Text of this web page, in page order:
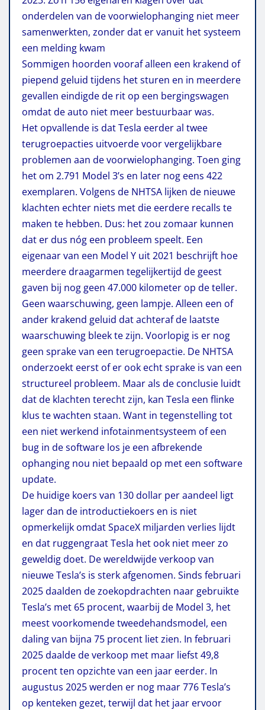
onderdelen van de voorwielophanging niet meer
samenwerkten, zonder dat er vanuit het systeem
een melding kwam
Sommigen hoorden vooraf alleen een krakend of
piepend geluid tijdens het sturen en in meerdere
gevallen eindigde de rit op een bergingswagen
omdat de auto niet meer bestuurbaar was.
Het opvallende is dat Tesla eerder al twee
terugroepacties uitvoerde voor vergelijkbare
problemen aan de voorwielophanging. Toen ging
het om 2.791 Model 3’s en later nog eens 422
exemplaren. Volgens de NHTSA lijken de nieuwe
klachten echter niets met die eerdere recalls te
maken te hebben. Dus: het zou zomaar kunnen
dat er dus nóg een probleem speelt. Een
eigenaar van een Model Y uit 2021 beschrijft hoe
meerdere draagarmen tegelijkertijd de geest
gaven bij nog geen 47.000 kilometer op de teller.
Geen waarschuwing, geen lampje. Alleen een of
ander krakend geluid dat achteraf de laatste
waarschuwing bleek te zijn. Voorlopig is er nog
geen sprake van een terugroepactie. De NHTSA
onderzoekt eerst of er ook echt sprake is van een
structureel probleem. Maar als de conclusie luidt
dat de klachten terecht zijn, kan Tesla een flinke
klus te wachten staan. Want in tegenstelling tot
een niet werkend infotainmentsysteem of een
bug in de software los je een afbrekende
ophanging nou niet bepaald op met een software
update.
De huidige koers van 130 dollar per aandeel ligt
lager dan de introductiekoers en is niet
opmerkelijk omdat SpaceX miljarden verlies lijdt
en dat ruggengraat Tesla het ook niet meer zo
geweldig doet. De wereldwijde verkoop van
nieuwe Tesla’s is sterk afgenomen. Sinds februari
2025 daalden de zoekopdrachten naar gebruikte
Tesla’s met 65 procent, waarbij de Model 3, het
meest voorkomende tweedehandsmodel, een
daling van bijna 75 procent liet zien. In februari
2025 daalde de verkoop met maar liefst 49,8
procent ten opzichte van een jaar eerder. In
augustus 2025 werden er nog maar 776 Tesla’s
op kenteken gezet, terwijl dat het jaar ervoor